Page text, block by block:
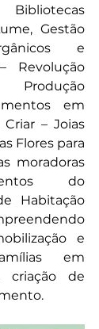
Gestão
e
Revolução
em
– Joias
Flores para
moradoras
do
Habitação
e
em
criação de